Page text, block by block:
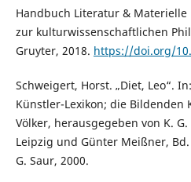
Handbuch Literatur &
zur kulturwissenschaftlichen
Gruyter, 2018. https://doi.org/
Schweigert, Horst. „Diet, Leo“.
Künstler-Lexikon; die Bildenden
Völker, herausgegeben von K.
Leipzig und Günter Meißner,
G. Saur, 2000.